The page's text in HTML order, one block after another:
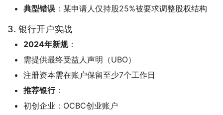
典型错误 ：某申请人仅持股25%被要求调整股权结构
3. 银行开户实战
2024年新规：
需提供最终受益人声明（UBO）
注册资本需在账户保留至少7个工作日
推荐银行：
初创企业：OCBC创业账户